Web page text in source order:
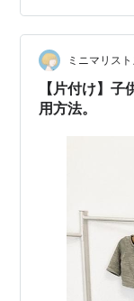
絵や作文などは
が出てきました
がおとうさんで
時期ずっと連…
ミニマリス
【片付け】
用方法。